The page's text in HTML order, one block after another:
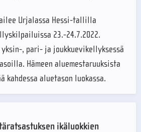
Urjalassa Hessi-tallilla
23.-24.7.2022.
, pari- ja joukkuevikellyksessä
Hämeen aluemestaruuksista
kahdessa aluetason luokassa.
ikäluokkien